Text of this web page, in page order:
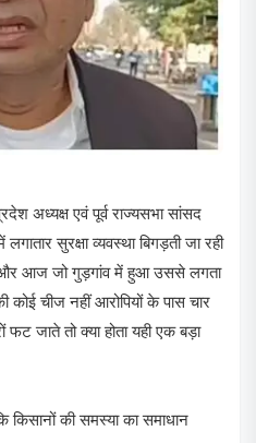
अध्यक्ष एवं पूर्व राज्यसभा सांसद
सुरक्षा व्यवस्था बिगड़ती जा रही
है और आज जो गुड़गांव में हुआ उससे लगता
कोई चीज नहीं आरोपियों के पास चार
जाते तो क्या होता यही एक बड़ा
किसानों की समस्या का समाधान